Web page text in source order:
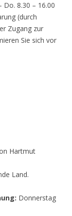
Do. 8.30 – 16.00
(durch
Zugang zur
Sie sich vor
Hartmut
Land.
Donnerstag